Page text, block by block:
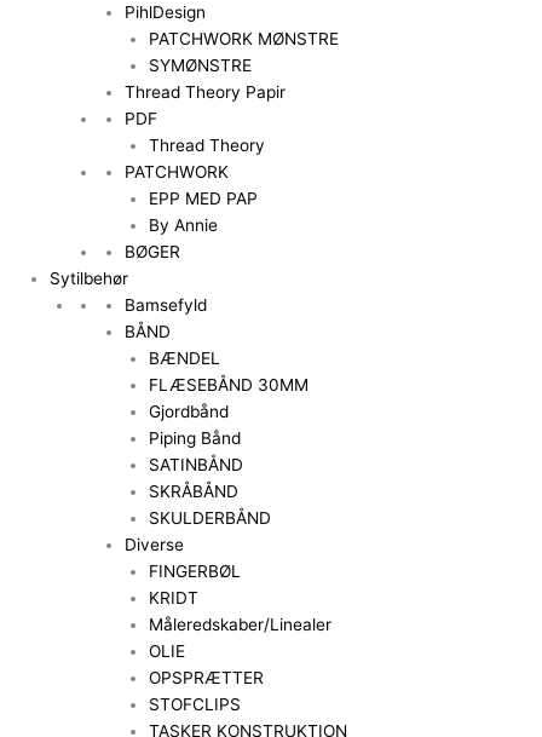
PihlDesign
PATCHWORK MØNSTRE
SYMØNSTRE
Thread Theory Papir
PDF
Thread Theory
PATCHWORK
EPP MED PAP
By Annie
BØGER
Sytilbehør
Bamsefyld
BÅND
BÆNDEL
FLÆSEBÅND 30MM
Gjordbånd
Piping Bånd
SATINBÅND
SKRÅBÅND
SKULDERBÅND
Diverse
FINGERBØL
KRIDT
Måleredskaber/Linealer
OLIE
OPSPRÆTTER
STOFCLIPS
TASKER KONSTRUKTION